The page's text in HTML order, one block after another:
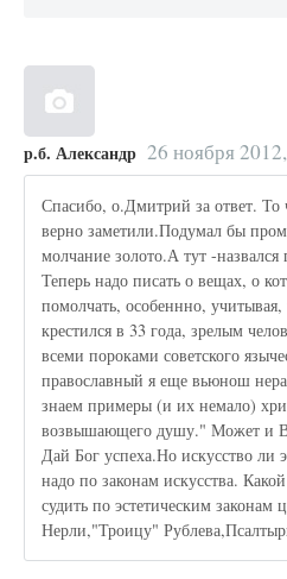
р.б. Александр 26 ноября
Спасибо, о.Дмитрий за ответ.
верно заметили.Подумал бы
молчание золото.А тут -назвался
Теперь надо писать о вещах, о
помолчать, особеннно, учитывая,
крестился в 33 года, зрелым
всеми пороками советского
православный я еще вьюнош
знаем примеры (и их немало)
возвышающего душу." Может и
Дай Бог успеха.Но искусство ли
надо по законам искусства.
судить по эстетическим
Нерли,"Троицу"